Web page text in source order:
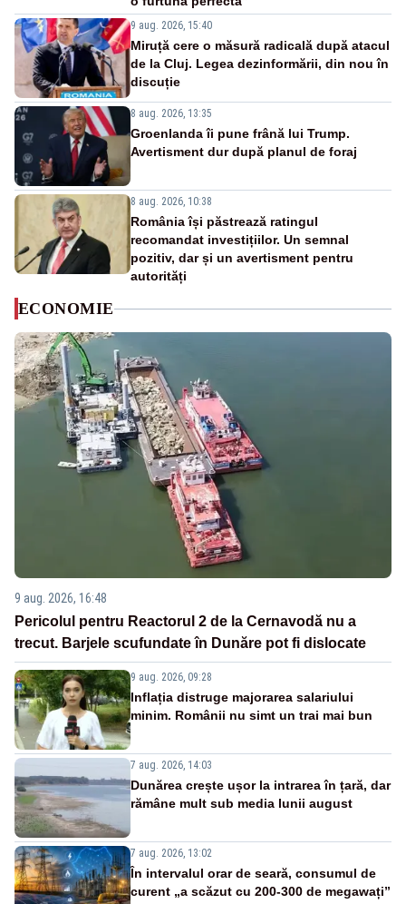
9 aug. 2026, 15:40
Miruță cere o măsură radicală după atacul
de la Cluj. Legea dezinformării, din nou în
discuție
8 aug. 2026, 13:35
Groenlanda îi pune frână lui Trump.
Avertisment dur după planul de foraj
8 aug. 2026, 10:38
România își păstrează ratingul
recomandat investițiilor. Un semnal
pozitiv, dar și un avertisment pentru
autorități
ECONOMIE
9 aug. 2026, 16:48
Pericolul pentru Reactorul 2 de la Cernavodă nu a
trecut. Barjele scufundate în Dunăre pot fi dislocate
9 aug. 2026, 09:28
Inflația distruge majorarea salariului
minim. Românii nu simt un trai mai bun
7 aug. 2026, 14:03
Dunărea crește ușor la intrarea în țară, dar
rămâne mult sub media lunii august
7 aug. 2026, 13:02
În intervalul orar de seară, consumul de
curent „a scăzut cu 200-300 de megawați”